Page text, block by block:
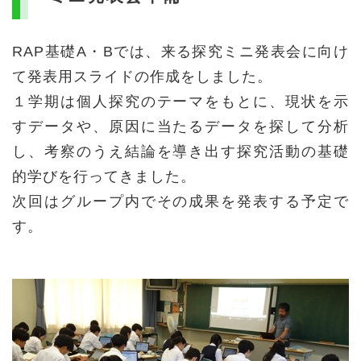
RAP基礎A・Bでは、来る探究ミニ発表会に向け
て発表用スライドの作成をしました。
１学期は個人探究のテーマをもとに、現状を示
すデータや、原因に当たるデータを探して分析
し、考察のうえ結論を導き出す探究活動の基礎
的学びを行ってきました。
次回はグループ内でその成果を発表する予定で
す。